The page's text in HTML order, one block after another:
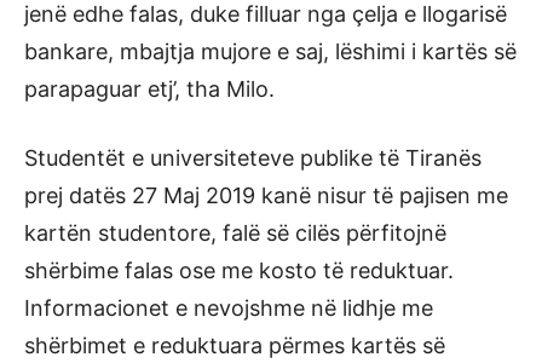
jenë edhe falas, duke filluar nga çelja e llogarisë
bankare, mbajtja mujore e saj, lëshimi i kartës së
parapaguar etj’, tha Milo.
Studentët e universiteteve publike të Tiranës
prej datës 27 Maj 2019 kanë nisur të pajisen me
kartën studentore, falë së cilës përfitojnë
shërbime falas ose me kosto të reduktuar.
Informacionet e nevojshme në lidhje me
shërbimet e reduktuara përmes kartës së